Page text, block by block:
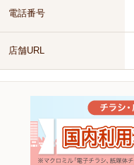
電話番号
店舗URL